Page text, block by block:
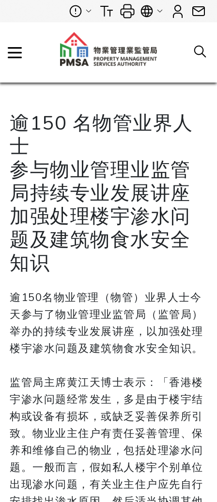
逾150 名物管业界人
士
参与物业管理业监管
局持续专业发展讲座
加强处理楼宇渗水问
题及建筑物食水安全
知识
逾150名物业管理（物管）业界人士今
天参与了物业管理业监管局（监管局）
举办的持续专业发展讲座，以加强处理
楼宇渗水问题及建筑物食水安全知识。
监管局主席黄江天博士表示：「香港楼
宇渗水问题经常发生，多是由于楼宇结
构或设备有损坏，或缺乏妥善保养所引
致。物业业主住户有责任妥善管理、保
养和维修自己的物业，包括处理渗水问
题。一般而言，假如私人楼宇个别单位
出现渗水问题，有关业主住户应先自行